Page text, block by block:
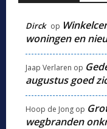
Dirck op
woningen en
Jaap Verlaren op
augustus goed
Hoop de Jong op
wegbranden